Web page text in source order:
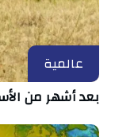
عالمية
بعد أشهر من